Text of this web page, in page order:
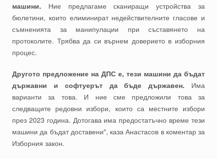
машини. Ние предлагаме сканиращи устройства за
бюлетини, които елиминират недействителните гласове и
съмненията за манипулации при съставянето на
протоколите. Трябва да си върнем доверието в изборния
процес.
Другото предложение на ДПС е, тези машини да бъдат
държавни и софтуерът да бъде държавен. Има
варианти за това. И ние сме предложили това за
следващите редовни избори, които са местните избори
през 2023 година. Дотогава има предостатъчно време тези
машини да бъдат доставени", каза Анастасов в коментар за
Изборния закон.